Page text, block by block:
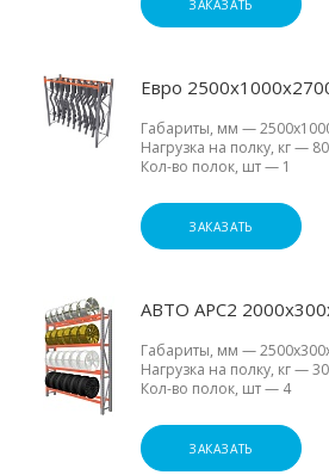
ЗАКАЗАТЬ
Евро
Габариты, мм —
Нагрузка на полку, кг—
Кол-во полок, шт— 1
ЗАКАЗАТЬ
АВТО АРС2
Габариты, мм —
Нагрузка на полку, кг—
Кол-во полок, шт— 4
ЗАКАЗАТЬ